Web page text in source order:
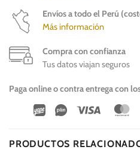
Envíos a todo el Perú
Más información
Compra con confianza
Tus datos viajan seguros
Paga online o contra entrega con
Wirecard
Vipps Visa
PRODUCTOS